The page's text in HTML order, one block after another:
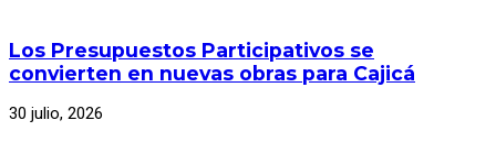
Los Presupuestos Participativos se
convierten en nuevas obras para Cajicá
30 julio, 2026